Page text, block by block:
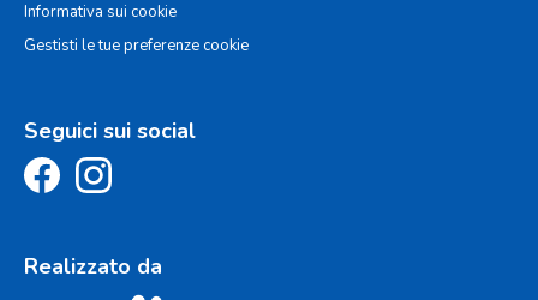
Informativa sui cookie
Gestisti le tue preferenze cookie
Seguici sui social
Realizzato da